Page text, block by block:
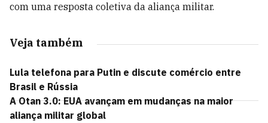
com uma resposta coletiva da aliança militar.
Veja também
Lula telefona para Putin e discute comércio entre
Brasil e Rússia
A Otan 3.0: EUA avançam em mudanças na maior
aliança militar global